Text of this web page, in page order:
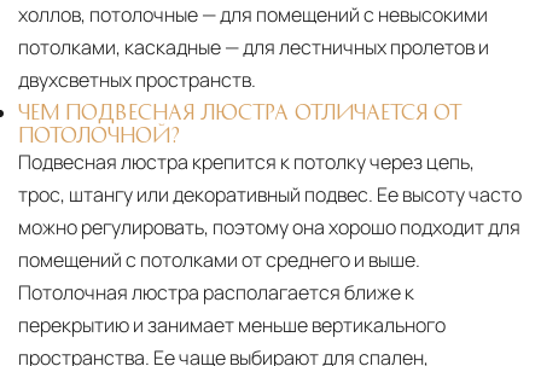
холлов, потолочные — для помещений с невысокими
потолками, каскадные — для лестничных пролетов и
двухсветных пространств.
ЧЕМ ПОДВЕСНАЯ ЛЮСТРА ОТЛИЧАЕТСЯ ОТ
ПОТОЛОЧНОЙ?
Подвесная люстра крепится к потолку через цепь,
трос, штангу или декоративный подвес. Ее высоту часто
можно регулировать, поэтому она хорошо подходит для
помещений с потолками от среднего и выше.
Потолочная люстра располагается ближе к
перекрытию и занимает меньше вертикального
пространства. Ее чаще выбирают для спален,